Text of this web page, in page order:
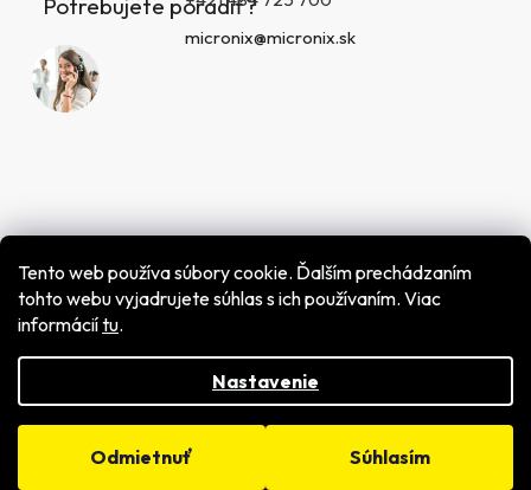
Tento web používa súbory cookie. Ďalším prechádzaním
tohto webu vyjadrujete súhlas s ich používaním. Viac
informáciítu.
Nastavenie
Odmietnuť Súhlasím
micronix@micronix.sk
Copyright 2026MICRONIX spol. s r.o.. Všetky práva
vyhradené.